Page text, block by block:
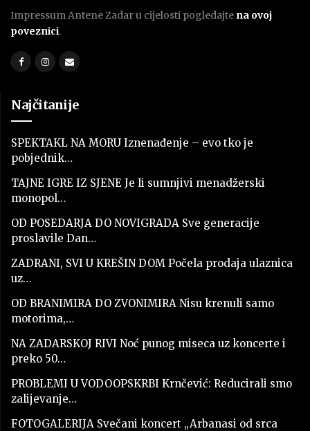
Impressum Antene Zadar u cijelosti pogledajte na ovoj
poveznici.
Najčitanije
SPEKTAKL NA MORU Iznenađenje – evo tko je
pobjednik…
TAJNE IGRE IZ SJENE Je li sumnjivi menadžerski
monopol…
OD POSEDARJA DO NOVIGRADA Sve generacije
proslavile Dan…
ZADRANI, SVI U KREŠIN DOM Počela prodaja ulaznica
uz…
OD BRANIMIRA DO ZVONIMIRA Nisu krenuli samo
motorima,…
NA ZADARSKOJ RIVI Noć punog miseca uz koncerte i
preko 50…
PROBLEMI U VODOOPSKRBI Krnčević: Reducirali smo
zalijevanje…
FOTOGALERIJA Svečani koncert „Arbanasi od srca